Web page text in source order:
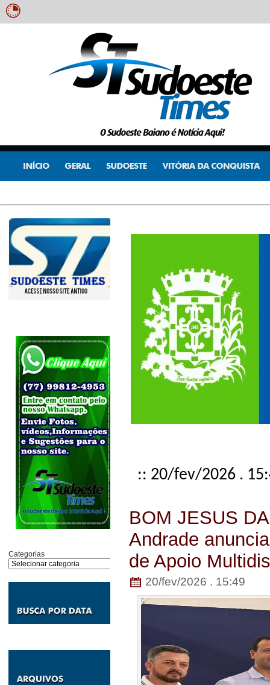
Categorias
:: 20/fev/2026 .
BOM JESUS
Andrade
de Apoio
20/fev/2026 . 15:49